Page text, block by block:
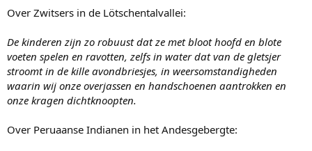
Over Zwitsers in de Lötschentalvallei:
De kinderen zijn zo robuust dat ze met bloot hoofd en blote
voeten spelen en ravotten, zelfs in water dat van de gletsjer
stroomt in de kille avondbriesjes, in weersomstandigheden
waarin wij onze overjassen en handschoenen aantrokken en
onze kragen dichtknoopten.
Over Peruaanse Indianen in het Andesgebergte: